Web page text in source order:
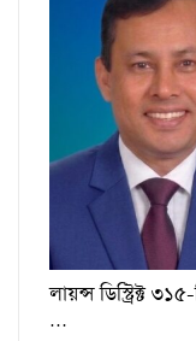
লায়ন্স ডিস্ট্রিক্ট
…